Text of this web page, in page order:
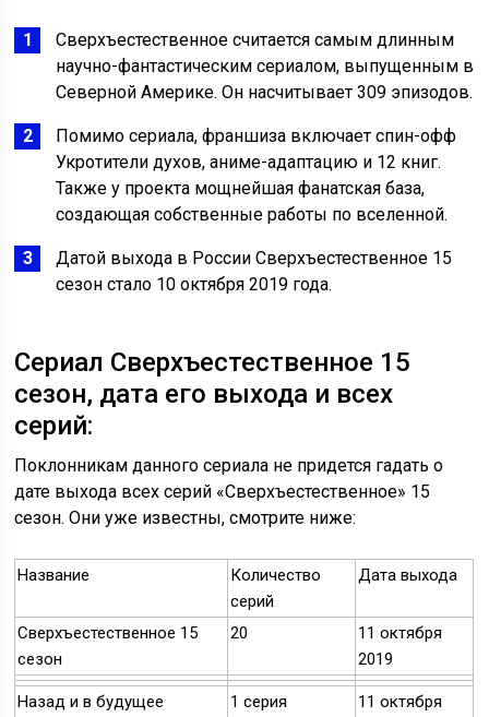
Сверхъестественное считается самым длинным
научно-фантастическим сериалом, выпущенным в
Северной Америке. Он насчитывает 309 эпизодов.
Помимо сериала, франшиза включает спин-офф
Укротители духов, аниме-адаптацию и 12 книг.
Также у проекта мощнейшая фанатская база,
создающая собственные работы по вселенной.
Датой выхода в России Сверхъестественное 15
сезон стало 10 октября 2019 года.
Сериал Сверхъестественное 15
сезон, дата его выхода и всех
серий:
Поклонникам данного сериала не придется гадать о
дате выхода всех серий «Сверхъестественное» 15
сезон. Они уже известны, смотрите ниже:
Название
Количество
серий
Дата выхода
Сверхъестественное 15
сезон
20
11 октября
2019
Назад и в будущее 1 серия
11 октября